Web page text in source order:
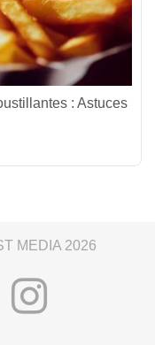
: Astuces
MEDIA 2026